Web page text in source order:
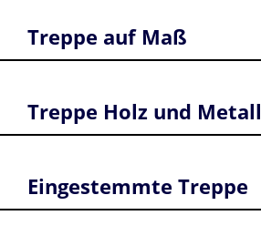
Treppe auf Maß
Treppe Holz und Metall
Eingestemmte Treppe